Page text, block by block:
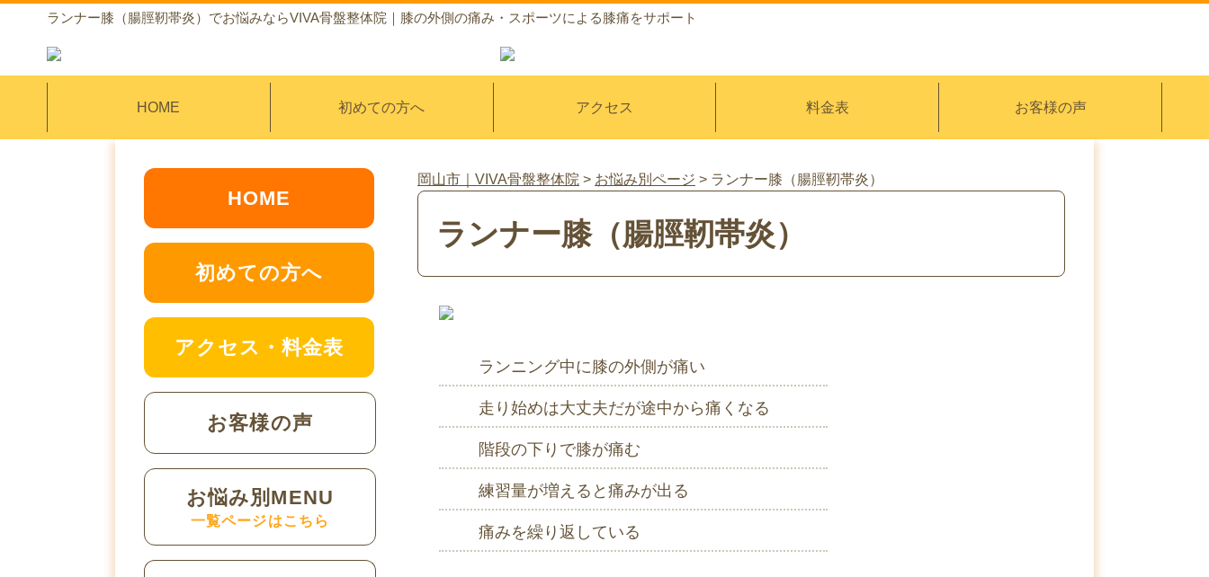
ランナー膝（腸脛靭帯炎）でお悩みならVIVA骨盤整体院｜膝の外側の痛み・スポーツによる膝痛をサポート
HOME 初めての方へ アクセス 料金表 お客様の声
岡山市｜VIVA骨盤整体院 > お悩み別ページ > ランナー膝（腸脛靭帯炎）
ランナー膝（腸脛靭帯炎）
ランニング中に膝の外側が痛い
走り始めは大丈夫だが途中から痛くなる
階段の下りで膝が痛む
練習量が増えると痛みが出る
痛みを繰り返している
HOME
初めての方へ
アクセス・料金表
お客様の声
お悩み別MENU
一覧ページはこちら